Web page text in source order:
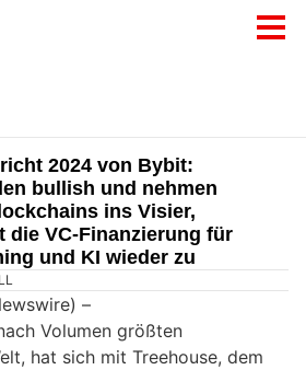
2024 von Bybit:
bullish und nehmen
ins Visier,
die VC-Finanzierung für
und KI wieder zu
–
Volumen größten
hat sich mit Treehouse, dem